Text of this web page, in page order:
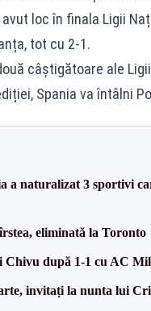
loc în finala Ligii
tot cu 2-1.
câștigătoare ale
Spania va întâlni
a naturalizat 3 sportivi
eliminată la Toronto
după 1-1 cu AC
invitați la nunta lui